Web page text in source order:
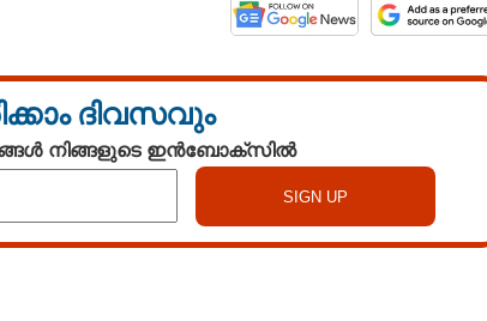
ദിവസവും
നിങ്ങളുടെ ഇൻബോക്സിൽ